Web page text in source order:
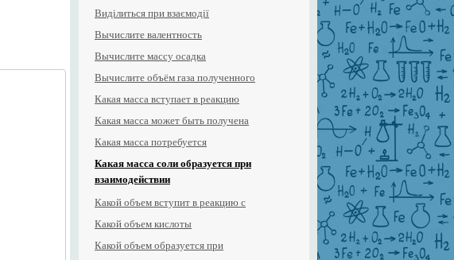
Виділиться при взаємодії
Вычислите валентность
Вычислите массу осадка
Вычислите объём газа полученного
Какая масса вступает в реакцию
Какая масса может быть получена
Какая масса потребуется
Какая масса соли образуется при
взаимодействии
Какой объем вступит в реакцию с
Какой объем кислоты
Какой объем образуется при